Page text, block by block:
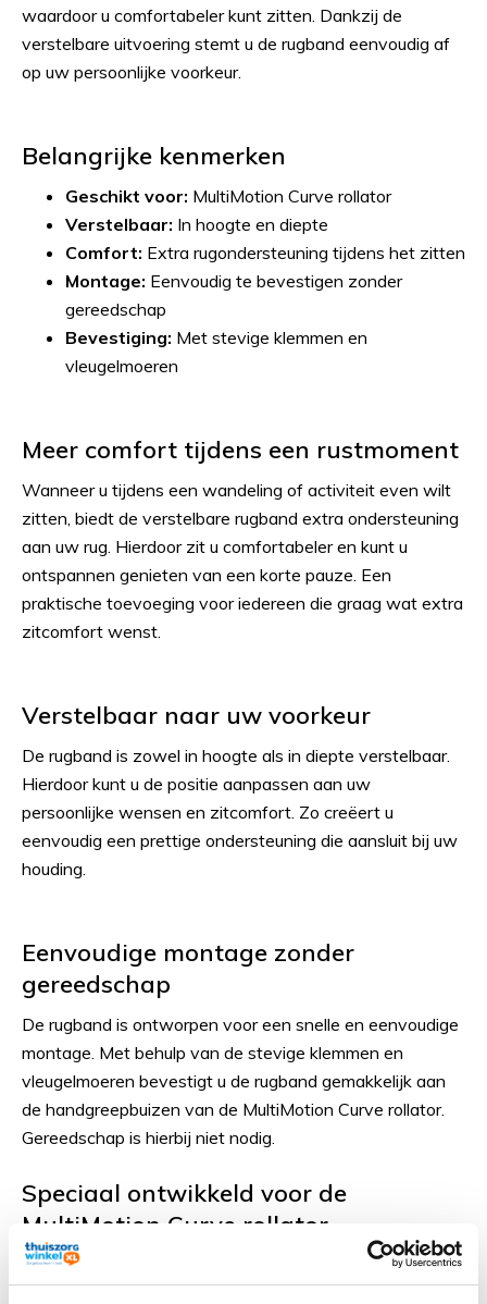
waardoor u comfortabeler kunt zitten. Dankzij de
verstelbare uitvoering stemt u de rugband eenvoudig af
op uw persoonlijke voorkeur.
Belangrijke kenmerken
Geschikt voor: MultiMotion Curve rollator
Verstelbaar: In hoogte en diepte
Comfort: Extra rugondersteuning tijdens het zitten
Montage: Eenvoudig te bevestigen zonder
gereedschap
Bevestiging: Met stevige klemmen en
vleugelmoeren
Meer comfort tijdens een rustmoment
Wanneer u tijdens een wandeling of activiteit even wilt
zitten, biedt de verstelbare rugband extra ondersteuning
aan uw rug. Hierdoor zit u comfortabeler en kunt u
ontspannen genieten van een korte pauze. Een
praktische toevoeging voor iedereen die graag wat extra
zitcomfort wenst.
Verstelbaar naar uw voorkeur
De rugband is zowel in hoogte als in diepte verstelbaar.
Hierdoor kunt u de positie aanpassen aan uw
persoonlijke wensen en zitcomfort. Zo creëert u
eenvoudig een prettige ondersteuning die aansluit bij uw
houding.
Eenvoudige montage zonder
gereedschap
De rugband is ontworpen voor een snelle en eenvoudige
montage. Met behulp van de stevige klemmen en
vleugelmoeren bevestigt u de rugband gemakkelijk aan
de handgreepbuizen van de MultiMotion Curve rollator.
Gereedschap is hierbij niet nodig.
Speciaal ontwikkeld voor de
MultiMotion Curve rollator
Deze rugband is specifiek ontworpen voor gebruik met